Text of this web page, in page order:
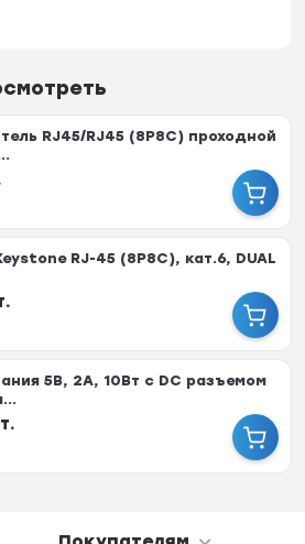
RJ45/RJ45 (8P8C) проходной
RJ-45 (8P8C), кат.6, DUAL
5В, 2А, 10Вт с DC разъемом